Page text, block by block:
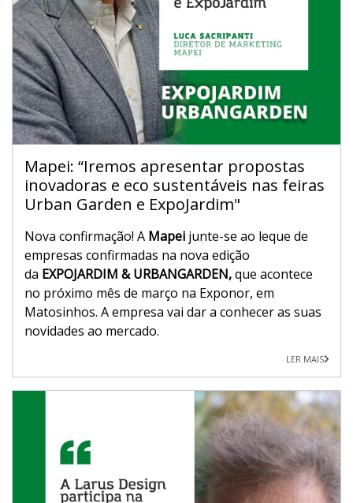
Mapei: “Iremos apresentar propostas
inovadoras e eco sustentáveis nas feiras
Urban Garden e ExpoJardim"
Nova confirmação! A Mapei junte-se ao leque de
empresas confirmadas na nova edição
da EXPOJARDIM & URBANGARDEN,que acontece
no próximo mês de março na Exponor, em
Matosinhos. A empresa vai dar a conhecer as suas
novidades ao mercado.
LER MAIS